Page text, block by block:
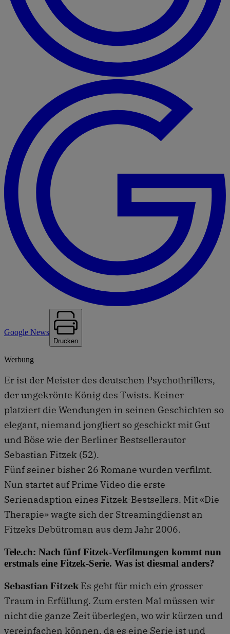
Google News
Drucken
Werbung
Er ist der Meister des deutschen Psychothrillers,
der ungekrönte König des Twists. Keiner
platziert die Wendungen in seinen Geschichten so
elegant, niemand jongliert so geschickt mit Gut
und Böse wie der Berliner Bestsellerautor
Sebastian Fitzek (52).
Fünf seiner bisher 26 Romane wurden verfilmt.
Nun startet auf Prime Video die erste
Serienadaption eines Fitzek-Bestsellers. Mit «Die
Therapie» wagte sich der Streamingdienst an
Fitzeks Debütroman aus dem Jahr 2006.
Tele.ch: Nach fünf Fitzek-Verfilmungen kommt nun
erstmals eine Fitzek-Serie. Was ist diesmal anders?
Sebastian Fitzek Es geht für mich ein grosser
Traum in Erfüllung. Zum ersten Mal müssen wir
nicht die ganze Zeit überlegen, wo wir kürzen und
vereinfachen können, da es eine Serie ist und